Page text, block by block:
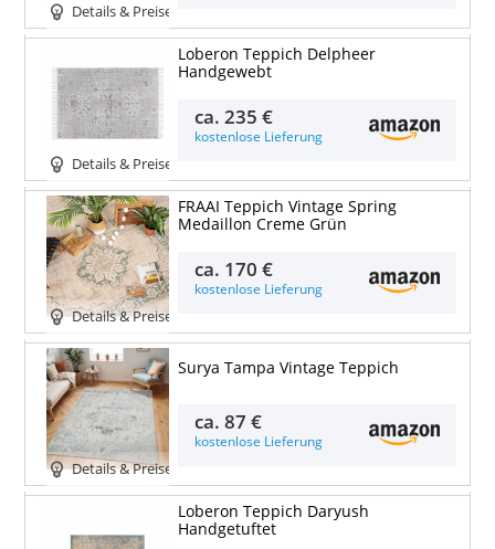
Details & Preise
Details & Preise
Loberon Teppich Delpheer
Handgewebt
ca.235 €
kostenlose Lieferung
Details & Preise
FRAAI Teppich Vintage Spring
Medaillon Creme Grün
ca. 170 €
kostenlose Lieferung
Details & Preise
Surya Tampa Vintage Teppich
ca.87 €
kostenlose Lieferung
Loberon Teppich Daryush
Handgetuftet